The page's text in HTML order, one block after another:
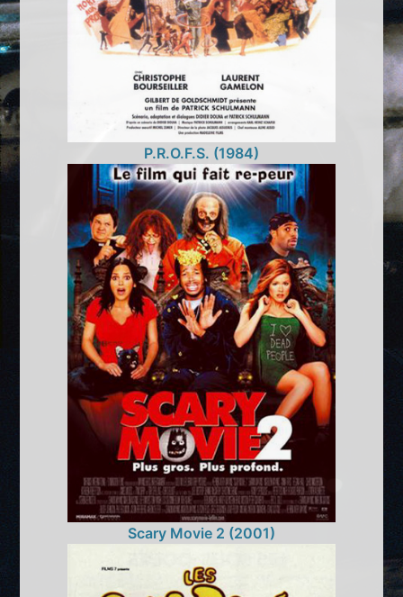
P.R.O.F.S. (1984)
Scary Movie 2 (2001)